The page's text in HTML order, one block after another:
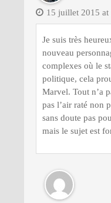
15 juillet 2015 at
Je suis très
nouveau
complexes où le
politique, cela
Marvel. Tout n’a
pas l’air raté non
sans doute pas
mais le sujet est